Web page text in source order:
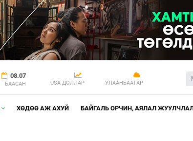
08.07
БААСАН USA ДОЛЛАР УЛААНБААТАР
ХӨДӨӨ АЖ АХУЙ БАЙГАЛЬ ОРЧИН, АЯЛАЛ